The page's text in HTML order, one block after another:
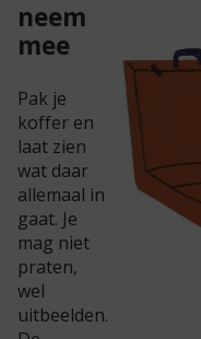
neem
mee
Pak je
koffer en
laat zien
wat daar
allemaal in
gaat. Je
mag niet
praten,
wel
uitbeelden.